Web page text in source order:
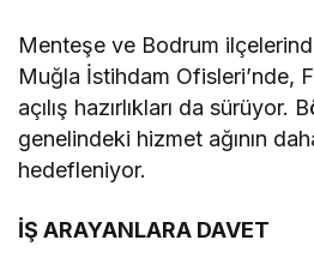
Menteşe ve Bodrum
Muğla İstihdam Ofisleri’nde,
açılış hazırlıkları da sürüyor.
genelindeki hizmet ağının
hedefleniyor.
İŞ ARAYANLARA DAVET